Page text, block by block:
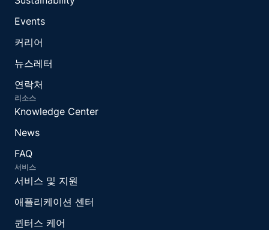
Events
커리어
뉴스레터
연락처
리소스
Knowledge Center
News
FAQ
서비스
서비스 및 지원
애플리케이션 센터
퀸터스 케어